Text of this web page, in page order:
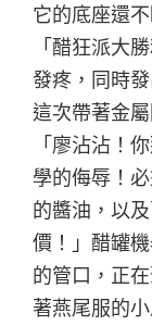
它的底座還
「醋狂派大
發疼，同時
這次帶著金
「廖沾沾！
學的侮辱！
的醬油，以
價！」醋罐
的管口，正
著燕尾服的小